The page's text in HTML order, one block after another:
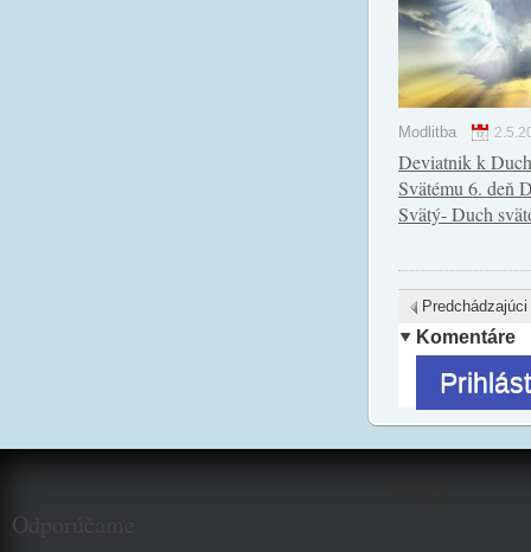
Modlitba
Deviatnik k
Svätému 6. deň
Svätý- Duch
Predchádzajúci
Komentáre
Odporúčame